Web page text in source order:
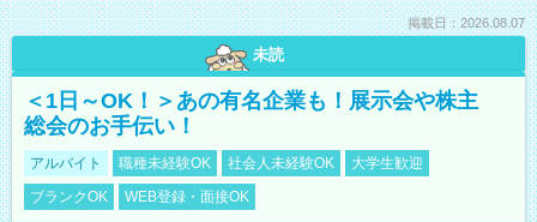
掲載日：2026.08.07
未読
＜1日～OK！＞あの有名企業も！展示会や株主
総会のお手伝い！
アルバイト 職種未経験OK 社会人未経験OK
大学生歓迎
ブランクOK
WEB登録・面接OK